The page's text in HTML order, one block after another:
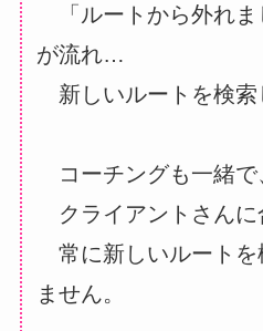
「ルートから外れま
が流れ…
新しいルートを検索
コーチングも一緒で
クライアントさんに
常に新しいルートを
ません。